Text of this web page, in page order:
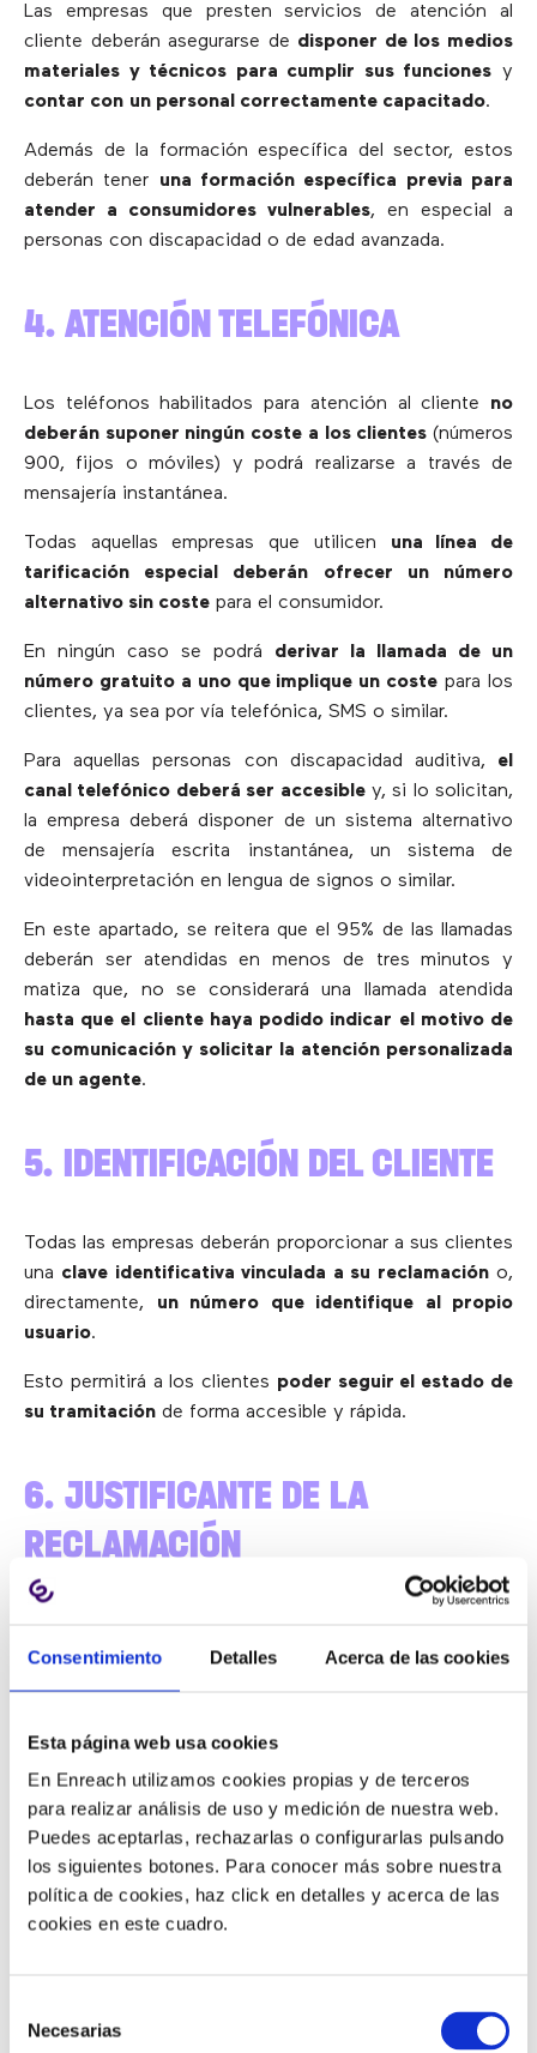
Consentimiento Detalles Acerca de las cookies
Esta página web usa cookies
En Enreach utilizamos cookies propias y de terceros
para realizar análisis de uso y medición de nuestra web.
Puedes aceptarlas, rechazarlas o configurarlas pulsando
los siguientes botones. Para conocer más sobre nuestra
política de cookies, haz click en detalles y acerca de las
cookies en este cuadro.
Necesarias
Las empresas que presten servicios de atención al
cliente deberán asegurarse de disponer de los medios
materiales y técnicos para cumplir sus funciones y
contar con un personal correctamente capacitado.
Además de la formación específica del sector, estos
deberán tener una formación específica previa para
atender a consumidores vulnerables, en especial a
personas con discapacidad o de edad avanzada.
4. ATENCIÓN TELEFÓNICA
Los teléfonos habilitados para atención al cliente no
deberán suponer ningún coste a los clientes (números
900, fijos o móviles) y podrá realizarse a través de
mensajería instantánea.
Todas aquellas empresas que utilicen una línea de
tarificación especial deberán ofrecer un número
alternativo sin coste para el consumidor.
En ningún caso se podrá derivar la llamada de un
número gratuito a uno que implique un coste para los
clientes, ya sea por vía telefónica, SMS o similar.
Para aquellas personas con discapacidad auditiva, el
canal telefónico deberá ser accesibley, si lo solicitan,
la empresa deberá disponer de un sistema alternativo
de mensajería escrita instantánea, un sistema de
videointerpretación en lengua de signos o similar.
En este apartado, se reitera que el 95% de las llamadas
deberán ser atendidas en menos de tres minutos y
matiza que, no se considerará una llamada atendida
hasta que el cliente haya podido indicar el motivo de
su comunicación y solicitar la atención personalizada
de un agente.
5. IDENTIFICACIÓN DEL CLIENTE
Todas las empresas deberán proporcionar a sus clientes
una clave identificativa vinculada a su reclamacióno,
directamente, un número que identifique al propio
usuario.
Esto permitirá a los clientes poder seguir el estado de
su tramitación de forma accesible y rápida.
6. JUSTIFICANTE DE LA
RECLAMACIÓN
equipo de atención al cliente
siempre deberá entregar
comunica a través de una llamada telefónica,
videollamada o mensajería instantánea,
deberá grabar la conversación
(con el consentimiento
del cliente) e
indicar cómo acceder a ella
En este caso se deberá
Este justificante se entregará por la misma vía de